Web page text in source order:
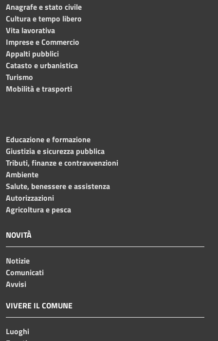
Anagrafe e stato civile
Cultura e tempo libero
Vita lavorativa
Imprese e Commercio
Appalti pubblici
Catasto e urbanistica
Turismo
Mobilità e trasporti
Educazione e formazione
Giustizia e sicurezza pubblica
Tributi, finanze e contravvenzioni
Ambiente
Salute, benessere e assistenza
Autorizzazioni
Agricoltura e pesca
NOVITÀ
Notizie
Comunicati
Avvisi
VIVERE IL COMUNE
Luoghi